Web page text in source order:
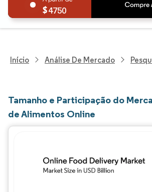
4750
Início Análise De Mercado
Tamanho e Participação do
de Alimentos Online